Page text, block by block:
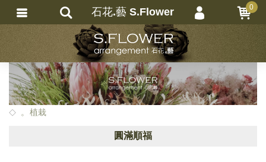
。植栽
圓滿順福
石花.藝 S.Flower 0
會員登入
會員註冊
忘記密碼
訂單查詢
繁體中文